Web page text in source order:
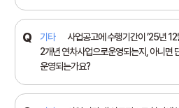
기타
사업공고에 수행기간이 ’25년 12
2개년 연차사업으로운영되는지, 아니면
운영되는가요?